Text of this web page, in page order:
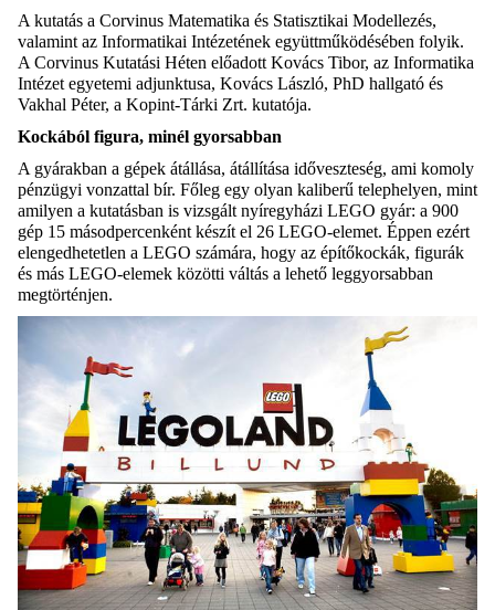
A kutatás a Corvinus Matematika és Statisztikai Modellezés,
valamint az Informatikai Intézetének együttműködésében folyik.
A Corvinus Kutatási Héten előadott Kovács Tibor, az Informatika
Intézet egyetemi adjunktusa, Kovács László, PhD hallgató és
Vakhal Péter, a Kopint-Tárki Zrt. kutatója.
Kockából figura, minél gyorsabban
A gyárakban a gépek átállása, átállítása időveszteség, ami komoly
pénzügyi vonzattal bír. Főleg egy olyan kaliberű telephelyen, mint
amilyen a kutatásban is vizsgált nyíregyházi LEGO gyár: a 900
gép 15 másodpercenként készít el 26 LEGO-elemet. Éppen ezért
elengedhetetlen a LEGO számára, hogy az építőkockák, figurák
és más LEGO-elemek közötti váltás a lehető leggyorsabban
megtörténjen.